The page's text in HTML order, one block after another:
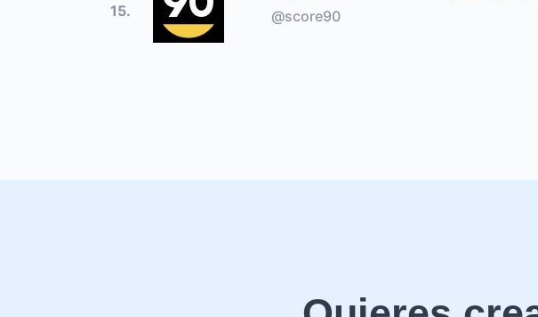
15. @score90